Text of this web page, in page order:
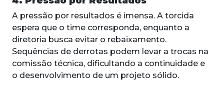
A pressão por resultados é imensa. A torcida
espera que o time corresponda, enquanto a
diretoria busca evitar o rebaixamento.
Sequências de derrotas podem levar a trocas na
comissão técnica, dificultando a continuidade e
o desenvolvimento de um projeto sólido.